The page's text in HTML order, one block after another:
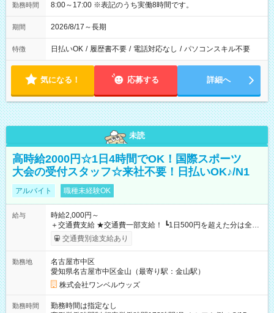
勤務時間 8:00～17:00 ※表記のうち実働8時間です。
期間 2026/8/17～長期
特徴 日払いOK / 履歴書不要 / 電話対応なし / パソコンスキル不要
気になる！ 応募する 詳細へ
未読
高時給2000円☆1日4時間でOK！国際スポーツ
大会の受付スタッフ☆来社不要！日払いOK♪/N1
アルバイト 職種未経験OK
給与
時給2,000円～
＋交通費支給 ★交通費一部支給！ ┗1日500円を超えた分は全額
支給！ ※往復500円以内の方は自己負担となります ★日払い
OK！（規定あり） ┗働いたその日に現金GET♪ お仕事後はコン
期間なし
交通費別途支給あり
勤務地
名古屋市中区
愛知県名古屋市中区金山（最寄り駅：金山駅）
株式会社ワンベルウッズ
勤務時間
勤務時間は指定なし